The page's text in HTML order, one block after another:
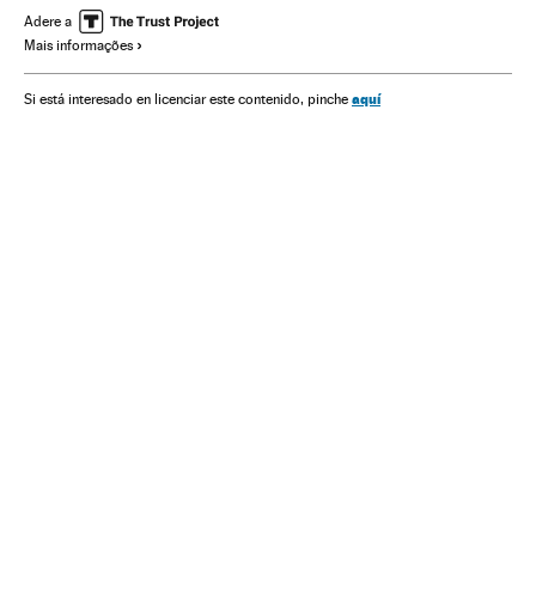
Población negra Indígenas
Adere a
Mais informações
Si está interesado en licenciar este contenido, pinche aquí